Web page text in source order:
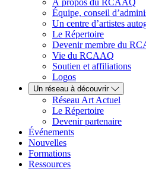
À propos du RCAAQ
Équipe, conseil
Un centre d’artistes
Le Répertoire
Devenir membre du
Vie du RCAAQ
Soutien et affiliations
Logos
Un réseau à découvrir
Réseau Art Actuel
Le Répertoire
Devenir partenaire
Événements
Nouvelles
Formations
Ressources